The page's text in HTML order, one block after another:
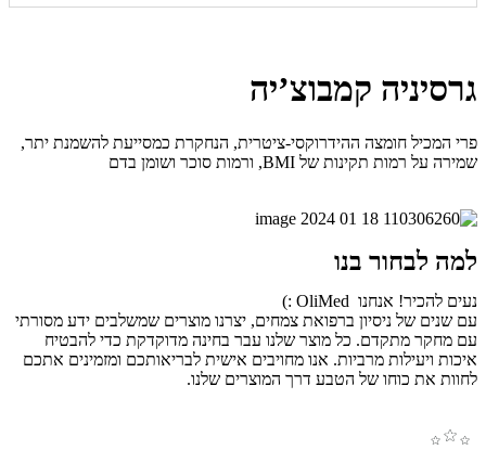
גרסיניה קמבוצ’יה
פרי המכיל חומצה ההידרוקסי-ציטרית, הנחקרת כמסייעת להשמנת יתר,
שמירה על רמות תקינות של BMI, ורמות סוכר ושומן בדם
למה לבחור בנו
נעים להכיר! אנחנו OliMed :)
עם שנים של ניסיון ברפואת צמחים, יצרנו מוצרים שמשלבים ידע מסורתי
עם מחקר מתקדם. כל מוצר שלנו עבר בחינה מדוקדקת כדי להבטיח
איכות ויעילות מרביות. אנו מחויבים אישית לבריאותכם ומזמינים אתכם
לחוות את כוחו של הטבע דרך המוצרים שלנו.